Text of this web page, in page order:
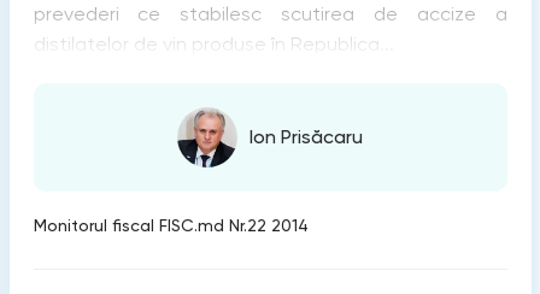
prevederi ce stabilesc scutirea de accize a
distilatelor de vin produse în Republica...
Ion Prisăcaru
Monitorul fiscal FISC.md Nr.22 2014